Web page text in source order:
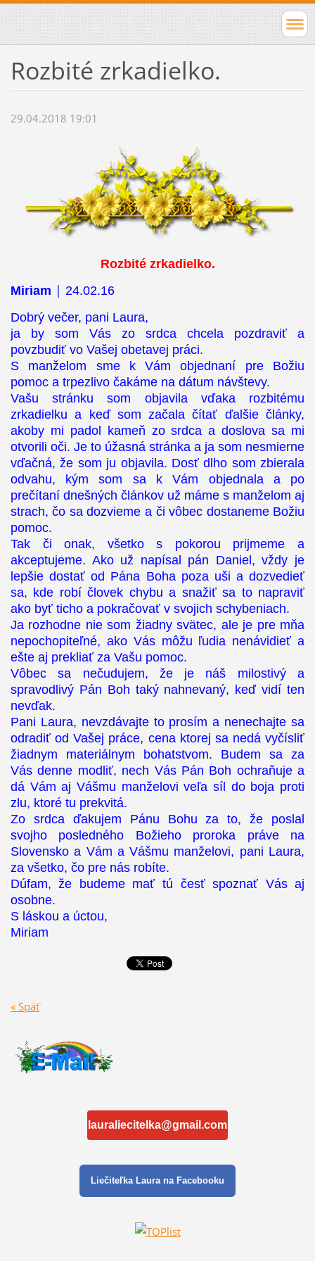
Rozbité zrkadielko.
29.04.2018 19:01
Rozbité zrkadielko.
Miriam | 24.02.16
Dobrý večer, pani Laura,
ja by som Vás zo srdca chcela pozdraviť a
povzbudiť vo Vašej obetavej práci.
S manželom sme k Vám objednaní pre Božiu
pomoc a trpezlivo čakáme na dátum návštevy.
Vašu stránku som objavila vďaka rozbitému
zrkadielku a keď som začala čítať ďalšie články,
akoby mi padol kameň zo srdca a doslova sa mi
otvorili oči. Je to úžasná stránka a ja som nesmierne
vďačná, že som ju objavila. Dosť dlho som zbierala
odvahu, kým som sa k Vám objednala a po
prečítaní dnešných článkov už máme s manželom aj
strach, čo sa dozvieme a či vôbec dostaneme Božiu
pomoc.
Tak či onak, všetko s pokorou prijmeme a
akceptujeme. Ako už napísal pán Daniel, vždy je
lepšie dostať od Pána Boha poza uši a dozvedieť
sa, kde robí človek chybu a snažiť sa to napraviť
ako byť ticho a pokračovať v svojich schybeniach.
Ja rozhodne nie som žiadny svätec, ale je pre mňa
nepochopiteľné, ako Vás môžu ľudia nenávidieť a
ešte aj prekliať za Vašu pomoc.
Vôbec sa nečudujem, že je náš milostivý a
spravodlivý Pán Boh taký nahnevaný, keď vidí ten
nevďak.
Pani Laura, nevzdávajte to prosím a nenechajte sa
odradiť od Vašej práce, cena ktorej sa nedá vyčísliť
žiadnym materiálnym bohatstvom. Budem sa za
Vás denne modliť, nech Vás Pán Boh ochraňuje a
dá Vám aj Vášmu manželovi veľa síl do boja proti
zlu, ktoré tu prekvitá.
Zo srdca ďakujem Pánu Bohu za to, že poslal
svojho posledného Božieho proroka práve na
Slovensko a Vám a Vášmu manželovi, pani Laura,
za všetko, čo pre nás robíte.
Dúfam, že budeme mať tú česť spoznať Vás aj
osobne.
S láskou a úctou,
Miriam
« Späť
lauraliecitelka@gmail.com
Liečiteľka Laura na Facebooku